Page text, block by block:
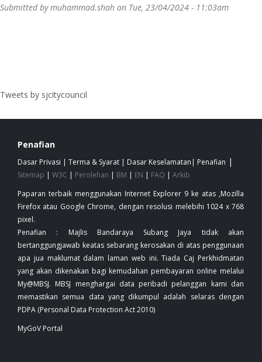
Submitted bymuhammad.shah on Tue, 23/04/2024 - 11:03am
Tweets by sjcitycouncil
Penafian
Dasar Privasi | Terma & Syarat | Dasar Keselamatan | Penafian |
Sitemap | W3C | Perolehan | BM | EN | FAQ | Arkib
Paparan terbaik menggunakan Internet Explorer 9 ke atas ,Mozilla
Firefox atau Google Chrome, dengan resolusi melebihi 1024 x 768
pixel.
Penafian : Majlis Bandaraya Subang Jaya tidak akan
bertanggungjawab keatas sebarang kerosakan di atas penggunaan
apa jua maklumat dalam laman web ini. Tiada Caj Perkhidmatan
yang akan dikenakan bagi kemudahan pembayaran online melalui
My@MBSJ. MBSJ menghargai data peribadi pelanggan kami dan
memastikan semua data yang dikumpul adalah selaras dengan
PDPA (Personal Data Protection Act 2010)
MyGoV Portal